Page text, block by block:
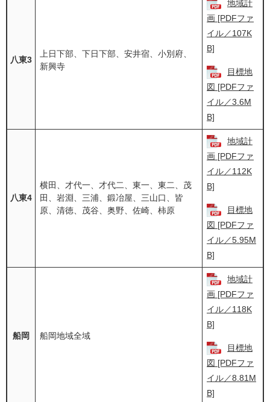
八東3
上日下部、下日下部、安井宿、小別府、
新興寺
地域計
画 [PDFファ
イル／107K
B]
目標地
図 [PDFファ
イル／3.6M
B]
八東4
横田、才代一、才代二、東一、東二、茂
田、岩淵、三浦、鍛冶屋、三山口、皆
原、清徳、茂谷、奥野、佐崎、柿原
地域計
画 [PDFファ
イル／112K
B]
目標地
図 [PDFファ
イル／5.95M
B]
船岡 船岡地域全域
地域計
画 [PDFファ
イル／118K
B]
目標地
図 [PDFファ
イル／8.81M
B]